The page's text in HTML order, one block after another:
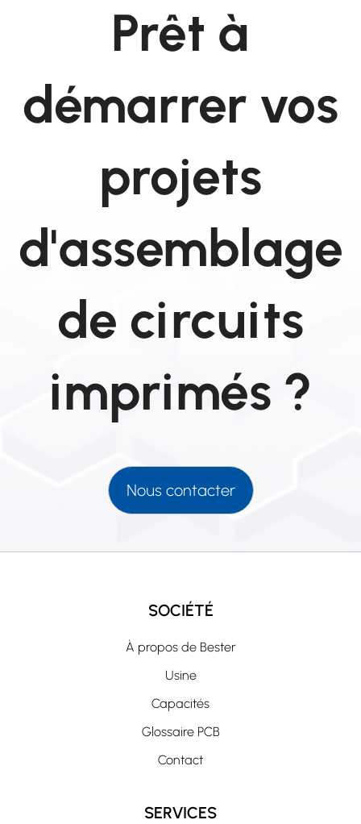
Prêt à
démarrer vos
projets
d'assemblage
de circuits
imprimés ?
Nous contacter
SOCIÉTÉ
À propos de Bester
Usine
Capacités
Glossaire PCB
Contact
SERVICES